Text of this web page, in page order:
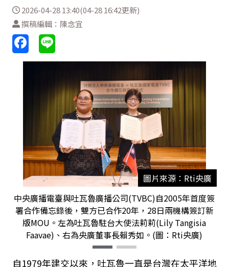
2026-04-28 13:40(04-28 16:42更新)
撰稿編輯：陳念宜
圖片來源：Rti央廣
中央廣播電臺與吐瓦魯廣播公司(TVBC)自2005年首度簽
署合作備忘錄後，雙方已合作20年，28日兩機構簽訂新
版MOU。左為吐瓦魯駐台大使法莉莉(Lily Tangisia
Faavae)、右為央廣董事長賴秀如。(圖：Rti央廣)
自1979年建交以來，吐瓦魯一直是台灣在太平洋地